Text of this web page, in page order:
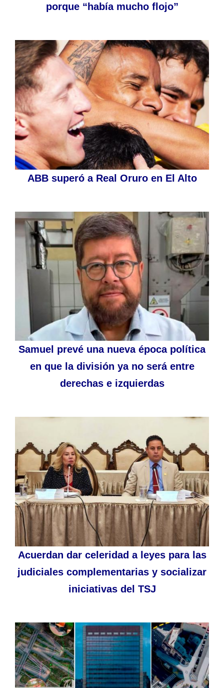
porque “había mucho flojo”
ABB superó a Real Oruro en El Alto
Samuel prevé una nueva época política
en que la división ya no será entre
derechas e izquierdas
Acuerdan dar celeridad a leyes para las
judiciales complementarias y socializar
iniciativas del TSJ